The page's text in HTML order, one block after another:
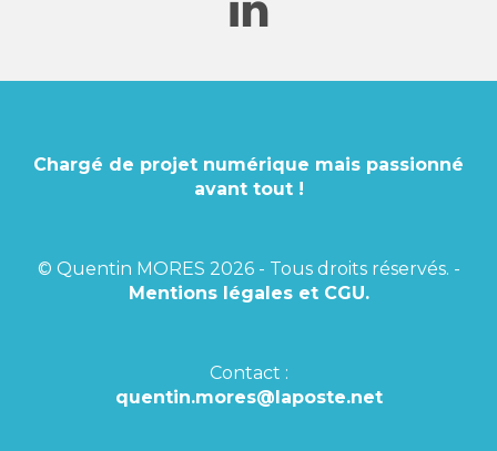
Chargé de projet numérique mais passionné
avant tout !
© Quentin MORES 2026 - Tous droits réservés. -
Mentions légales et CGU.
Contact :
quentin.mores@laposte.net